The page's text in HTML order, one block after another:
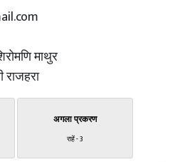
माथुर
अगला प्रकरण
राहें - 3